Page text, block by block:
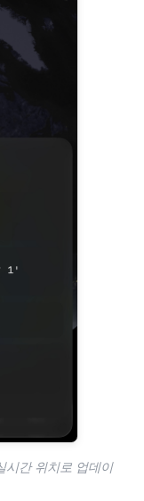
시간 위치로 업데이